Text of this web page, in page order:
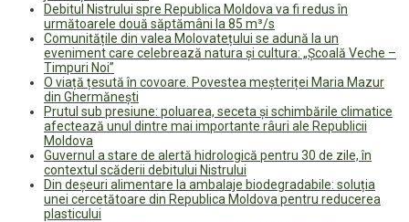
Debitul Nistrului spre Republica Moldova va fi redus în
următoarele două săptămâni la 85 m³/s
Comunitățile din valea Molovatețului se adună la un
eveniment care celebrează natura și cultura: „Școală Veche –
Timpuri Noi”
O viață țesută în covoare. Povestea meșteriței Maria Mazur
din Ghermănești
Prutul sub presiune: poluarea, seceta și schimbările climatice
afectează unul dintre mai importante râuri ale Republicii
Moldova
Guvernul a stare de alertă hidrologică pentru 30 de zile, în
contextul scăderii debitului Nistrului
Din deșeuri alimentare la ambalaje biodegradabile: soluția
unei cercetătoare din Republica Moldova pentru reducerea
plasticului